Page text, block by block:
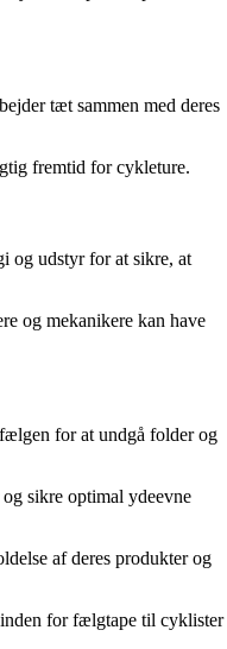
tæt sammen med deres
fremtid for cykleture.
og udstyr for at sikre, at
og mekanikere kan have
for at undgå folder og
sikre optimal ydeevne
af deres produkter og
inden for fælgtape til cyklister